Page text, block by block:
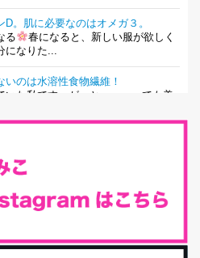
。肌に必要なのはオメガ３。
る
春になると、新しい服が欲しく
なりた...
のは水溶性食物繊維！
いた私です。が、と〜〜〜っても美
持の中でいっちばん大事！だと私
な何買う？
カシリカにしているんだけど確か